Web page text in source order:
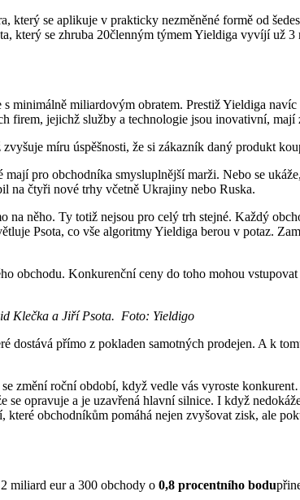
který se aplikuje v prakticky nezměněné formě od
který se zhruba 20členným týmem Yieldiga vyvíjí
minimálně miliardovým obratem. Prestiž Yieldiga
firem, jejichž služby a technologie jsou inovativní, mají
míru úspěšnosti, že si zákazník daný produkt
pro obchodníka smysluplnější marži. Nebo se
na čtyři nové trhy včetně Ukrajiny nebo Ruska.
na něho. Ty totiž nejsou pro celý trh stejné. Každý
Psota, co vše algoritmy Yieldiga berou v potaz.
obchodu. Konkurenční ceny do toho mohou
Klečka a Jiří Psota. Foto: Yieldigo
dostává přímo z pokladen samotných prodejen. A k
změní roční období, když vedle vás vyroste
opravuje a je uzavřená hlavní silnice. I když
které obchodníkům pomáhá nejen zvyšovat zisk, ale
miliard eur a 300 obchody o 0,8 procentního bodu